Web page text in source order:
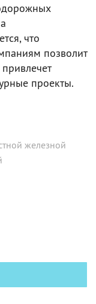
что
позволит
проекты.
железной